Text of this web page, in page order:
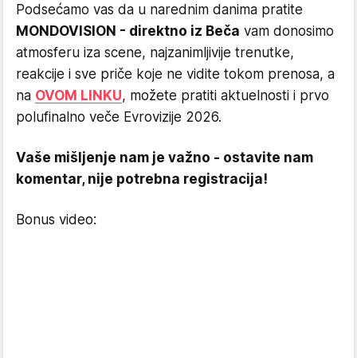
Podsećamo vas da u narednim danima pratite
MONDOVISION - direktno iz Beča vam donosimo
atmosferu iza scene, najzanimljivije trenutke,
reakcije i sve priče koje ne vidite tokom prenosa, a
na OVOM LINKU, možete pratiti aktuelnosti i prvo
polufinalno veče Evrovizije 2026.
Vaše mišljenje nam je važno - ostavite nam
komentar, nije potrebna registracija!
Bonus video: